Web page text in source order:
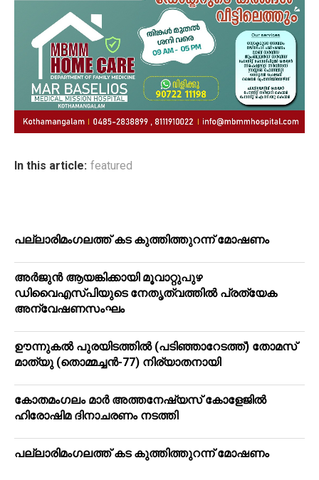
In this article: featured
പ​ല്ലാ​രി​മം​ഗ​ല​ത്ത് ക​ട കു​ത്തി​ത്തുറ​ന്ന് മോ​ഷ​ണം
അര്‍ജുന്‍ ആയങ്കിക്കായി മൂവാറ്റുപുഴ
ഡിവൈഎസ്പിയുടെ നേതൃത്വത്തില്‍ പ്രത്യേക
അന്വേഷണസംഘം
ഊന്നുകല്‍ പുരയിടത്തില്‍ (പടിഞ്ഞാറേടത്ത്) തോമസ്
മാത്യു (തൊമ്മച്ചന്‍-77) നിര്യാതനായി
കോതമംഗലം മാര്‍ അത്തനേഷ്യസ് കോളേജില്‍
ഹിരോഷിമ ദിനാചരണം നടത്തി
പ​ല്ലാ​രി​മം​ഗ​ല​ത്ത് ക​ട കു​ത്തി​ത്തുറ​ന്ന് മോ​ഷ​ണം